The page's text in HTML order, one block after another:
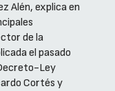
Alén, explica en
de la
el pasado
Ley
Cortés y